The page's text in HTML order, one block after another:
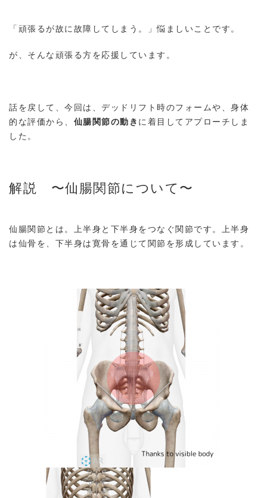
「頑張るが故に故障してしまう。」悩ましいことです。
が、そんな頑張る方を応援しています。
話を戻して、今回は、デッドリフト時のフォームや、身体
的な評価から、 仙腸関節の動き に着目してアプローチしま
した。
解説 〜仙腸関節について〜
仙腸関節とは。上半身と下半身をつなぐ関節です。上半身
は仙骨を、下半身は寛骨を通じて関節を形成しています。